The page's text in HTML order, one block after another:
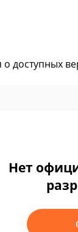
о доступных
Нет